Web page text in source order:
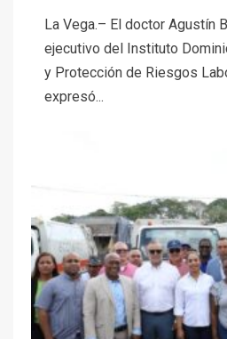
La Vega.– El doctor Agustín
ejecutivo del Instituto
y Protección de Riesgos
expresó...